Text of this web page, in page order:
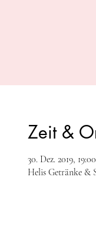
Zeit &
30. Dez. 2019, 19:00
Helis Getränke &